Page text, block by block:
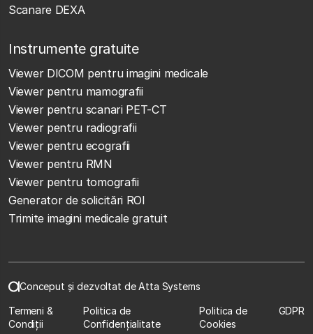
Scanare DEXA
Instrumente gratuite
Viewer DICOM pentru imagini medicale
Viewer pentru mamografii
Viewer pentru scanari PET-CT
Viewer pentru radiografii
Viewer pentru ecografii
Viewer pentru RMN
Viewer pentru tomografii
Generator de solicitări ROI
Trimite imagini medicale gratuit
Conceput și dezvoltat de Atta Systems
Termeni &
Condiții
Politica de
Confidențialitate
Politica de
Cookies
GDPR